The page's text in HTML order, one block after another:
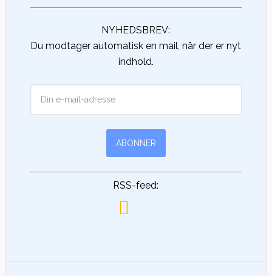
NYHEDSBREV:
Du modtager automatisk en mail, når der er nyt
indhold.
RSS-feed: